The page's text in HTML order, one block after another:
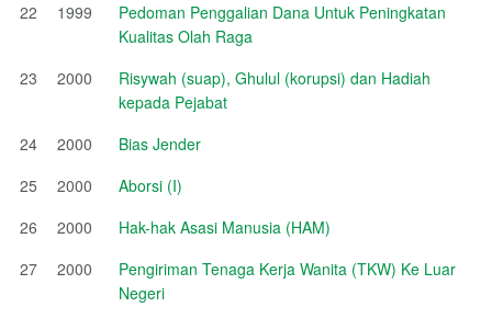
22
1999
Pedoman Penggalian Dana Untuk Peningkatan
Kualitas Olah Raga
23
2000
Risywah (suap), Ghulul (korupsi) dan Hadiah
kepada Pejabat
24
2000
Bias Jender
25
2000
Aborsi (I)
26
2000
Hak-hak Asasi Manusia (HAM)
27
2000
Pengiriman Tenaga Kerja Wanita (TKW) Ke Luar
Negeri